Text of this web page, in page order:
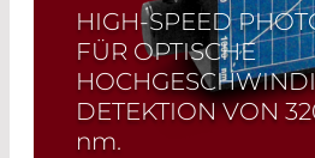
HIGH-SPEED
FÜR OPTISCHE
DETEKTION VON
nm.